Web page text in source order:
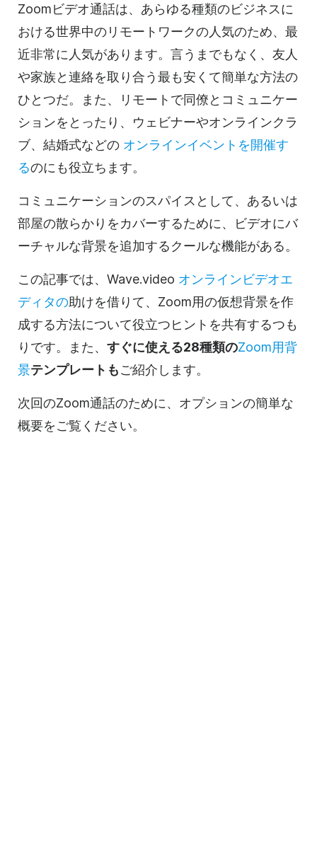
Zoomビデオ通話は、あらゆる種類のビジネスに
おける世界中のリモートワークの人気のため、最
近非常に人気があります。言うまでもなく、友人
や家族と連絡を取り合う最も安くて簡単な方法の
ひとつだ。また、リモートで同僚とコミュニケー
ションをとったり、ウェビナーやオンラインクラ
ブ、結婚式などの オンラインイベントを開催す
るのにも役立ちます。
コミュニケーションのスパイスとして、あるいは
部屋の散らかりをカバーするために、ビデオにバ
ーチャルな背景を追加するクールな機能がある。
この記事では、Wave.video オンラインビデオエ
ディタの助けを借りて、 Zoom用の仮想背景を作
成する方法について役立つヒントを共有するつも
りです。また、 すぐに使える28種類のZoom用背
景テンプレートもご紹介します。
次回のZoom通話のために、オプションの簡単な
概要をご覧ください。